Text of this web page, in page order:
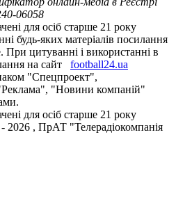
06058
для осіб старше 21 року
будь-яких матеріалів посилання
цитуванні і використанні в
на сайт
football24.ua
"Спецпроект",
"Новини компаній"
для осіб старше 21 року
2026 , ПрАТ "Телерадіокомпанія